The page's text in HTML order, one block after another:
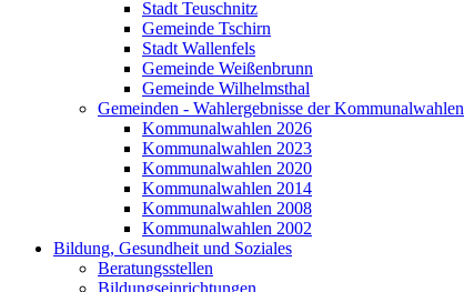
Stadt Teuschnitz
Gemeinde Tschirn
Stadt Wallenfels
Gemeinde Weißenbrunn
Gemeinde Wilhelmsthal
Gemeinden - Wahlergebnisse der Kommunalwahlen
Kommunalwahlen 2026
Kommunalwahlen 2023
Kommunalwahlen 2020
Kommunalwahlen 2014
Kommunalwahlen 2008
Kommunalwahlen 2002
Bildung, Gesundheit und Soziales
Beratungsstellen
Bildungseinrichtungen